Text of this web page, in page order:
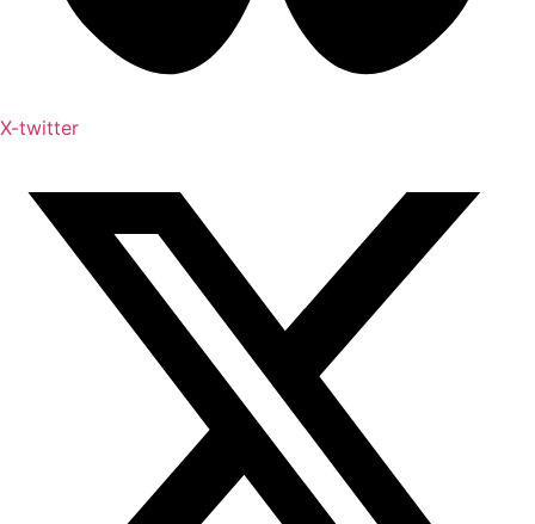
X-twitter